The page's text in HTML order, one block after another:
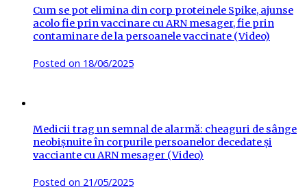
Cum se pot elimina din corp proteinele Spike, ajunse
acolo fie prin vaccinare cu ARN mesager, fie prin
contaminare de la persoanele vaccinate (Video)
Posted on 18/06/2025
Medicii trag un semnal de alarmă: cheaguri de sânge
neobișnuite în corpurile persoanelor decedate și
vacciante cu ARN mesager (Video)
Posted on 21/05/2025